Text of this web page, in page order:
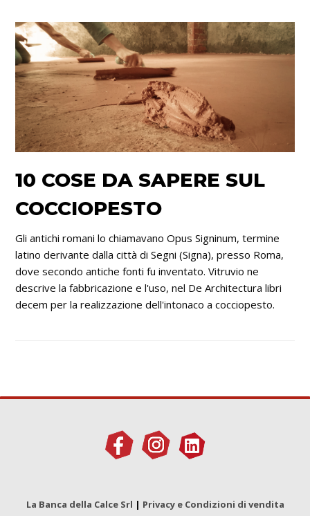
10 COSE DA SAPERE SUL
COCCIOPESTO
Gli antichi romani lo chiamavano Opus Signinum, termine
latino derivante dalla città di Segni (Signa), presso Roma,
dove secondo antiche fonti fu inventato. Vitruvio ne
descrive la fabbricazione e l'uso, nel De Architectura libri
decem per la realizzazione dell'intonaco a cocciopesto.
La Banca della Calce Srl | Privacy e Condizioni di vendita